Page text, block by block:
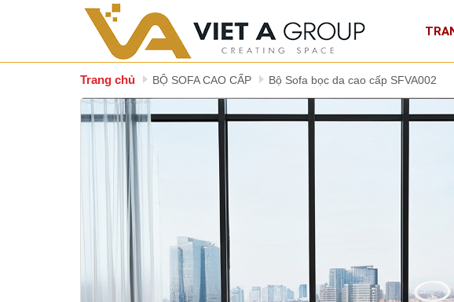
Trang chủ BỘ SOFA CAO CẤP Bộ Sofa bọc da cao cấp SFVA002